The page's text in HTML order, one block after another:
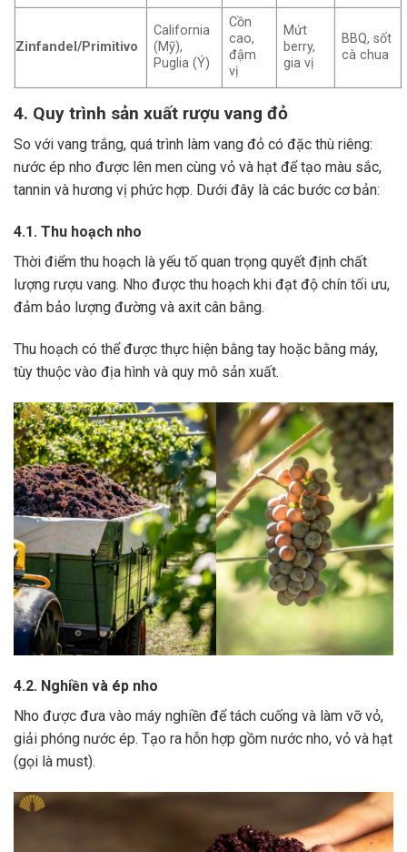
Zinfandel/Primitivo
California
(Mỹ),
Puglia (Ý)
Cồn
cao,
đậm
vị
Mứt
berry,
gia vị
BBQ, sốt
cà chua
4. Quy trình sản xuất rượu vang đỏ
So với vang trắng, quá trình làm vang đỏ có đặc thù riêng:
nước ép nho được lên men cùng vỏ và hạt để tạo màu sắc,
tannin và hương vị phức hợp. Dưới đây là các bước cơ bản:
4.1. Thu hoạch nho
Thời điểm thu hoạch là yếu tố quan trọng quyết định chất
lượng rượu vang. Nho được thu hoạch khi đạt độ chín tối ưu,
đảm bảo lượng đường và axit cân bằng.
Thu hoạch có thể được thực hiện bằng tay hoặc bằng máy,
tùy thuộc vào địa hình và quy mô sản xuất.
4.2. Nghiền và ép nho
Nho được đưa vào máy nghiền để tách cuống và làm vỡ vỏ,
giải phóng nước ép. Tạo ra hỗn hợp gồm nước nho, vỏ và hạt
(gọi là must).